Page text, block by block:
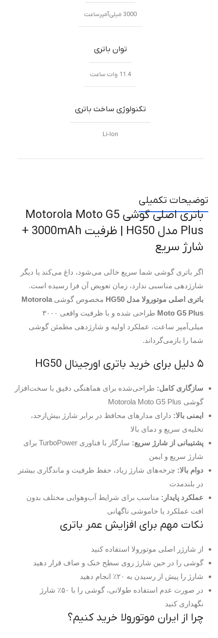
3000 میلی‌‌‌آمپرساعت
توان باتری
11.4 وات ساعت
تکنولوژی ساخت باتری
Li-Ion
توضیحات تکمیلی
باتری اصلی گوشی Motorola Moto G5
Plus مدل HG50 | ظرفیت 3000mAh +
شارژ سریع
اگر باتری گوشی شما سریع خالی می‌شود، داغ می‌کند یا دیگر
شارژدهی مناسبی ندارد، زمان تعویض آن فرا رسیده است.
باتری اصلی موتورولا مدل HG50
مخصوص گوشی Motorola
Moto G5 Plus
طراحی شده و با ظرفیت واقعی ۳۰۰۰
میلی‌آمپر ساعت، عملکرد اولیه و شارژدهی مطمئن گوشی
شما را بازمی‌گرداند.
۵ دلیل برای خرید باتری اورجینال HG50
سازگاری کامل: طراحی‌شده برای هماهنگی دقیق با سخت‌افزار
گوشی Motorola Moto G5 Plus
ایمنی بالا: دارای مدارهای محافظ در برابر شارژ بیش‌ازحد،
تخلیه‌ی سریع و دمای بالا
پشتیبانی از شارژ سریع:
سازگار با فناوری TurboPower برای
شارژ سریع و ایمن
دوام بالا: چرخه‌های شارژ زیاد، حفظ ظرفیت و ماندگاری بیشتر
در بلندمدت
عملکرد پایدار: مناسب برای شرایط آب‌وهوایی مختلف بدون
افت عملکرد یا خاموشی ناگهانی
نکات مهم برای افزایش عمر باتری
از شارژر اصلی موتورولا استفاده کنید
گوشی را در حین شارژ روی سطح خنک و صاف قرار دهید
شارژ را پیش از رسیدن به ۲۰٪ انجام دهید
در صورت عدم استفاده طولانی، گوشی را با ۵۰٪ شارژ
نگهداری کنید
چرا از ایران موتورولا خرید کنیم؟